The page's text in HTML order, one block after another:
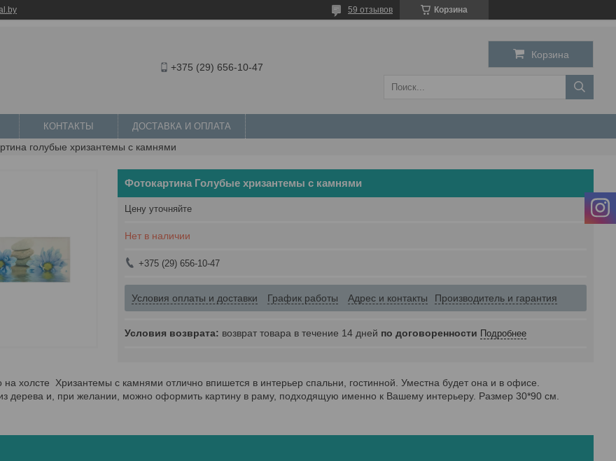
Корзина
59 отзывов
+375 (29) 656-10-47
Корзина
КОНТАКТЫ ДОСТАВКА И ОПЛАТА
голубые хризантемы с камнями
Фотокартина Голубые хризантемы с камнями
Цену уточняйте
Нет в наличии
+375 (29) 656-10-47
Условия оплаты и доставки График работы Адрес и контакты Производитель и гарантия
возврат товара в течение 14 дней по договоренности Подробнее
на холсте Хризантемы с камнями отлично впишется в интерьер спальни, гостинной. Уместна будет она и в офисе.
дерева и, при желании, можно оформить картину в раму, подходящую именно к Вашему интерьеру. Размер 30*90 см.